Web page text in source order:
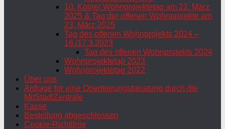
10. Kölner Wohnprojektetag am 22. März
2025 & Tag der offenen Wohnprojekte am
23. März 2025
Tag des offenen Wohnprojekts 2024 –
16./17.3.2023
Tag des offenen Wohnprojekts 2024
Wohnprojektetag 2023
Wohnprojektetag 2022
Über uns
Anfrage für eine Orientierungsberatung durch die
MitStadtZentrale
Kasse
Bestellung abgeschlossen
Cookie-Richtlinie